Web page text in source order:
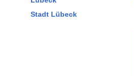
Stadt Lübeck